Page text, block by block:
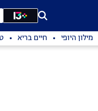
מילון היופי חיים בריא